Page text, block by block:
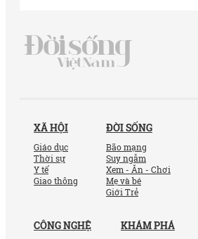
XÃ HỘI
Giáo dục
Thời sự
Y tế
Giao thông
ĐỜI SỐNG
Bão mạng
Suy ngẫm
Xem - Ăn - Chơi
Mẹ và bé
Giới Trẻ
CÔNG NGHỆ KHÁM PHÁ